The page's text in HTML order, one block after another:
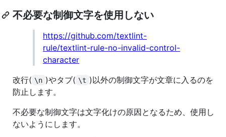
不必要な制御文字を使用しない
https://github.com/textlint-
rule/textlint-rule-no-invalid-control-
character
改行( \n )やタブ( \t )以外の制御文字が文章に入るのを
防止します。
不必要な制御文字は文字化けの原因となるため、使用し
ないようにします。